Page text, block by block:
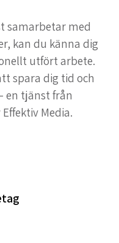
samarbetar med
kan du känna dig
utfört arbete.
spara dig tid och
en tjänst från
Media.